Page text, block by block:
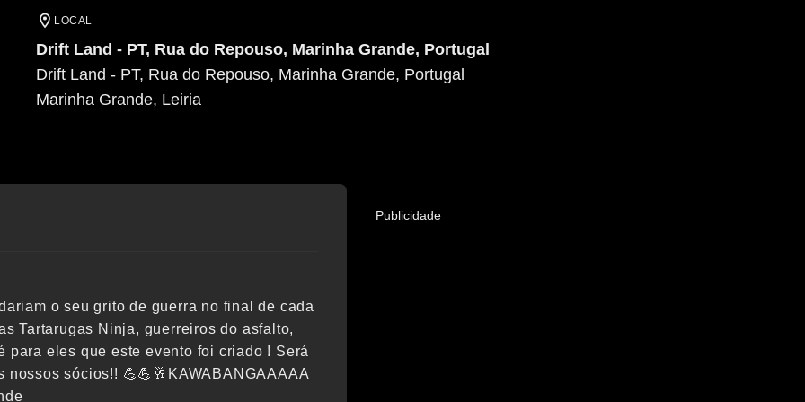
LOCAL
Drift Land - PT, Rua do Repouso, Marinha Grande, Portugal
Drift Land - PT, Rua do Repouso, Marinha Grande, Portugal
Marinha Grande, Leiria
o seu grito de guerra no final de cada
Tartarugas Ninja, guerreiros do asfalto,
para eles que este evento foi criado ! Será
sócios!! 💪💪🥂KAWABANGAAAAA
Publicidade